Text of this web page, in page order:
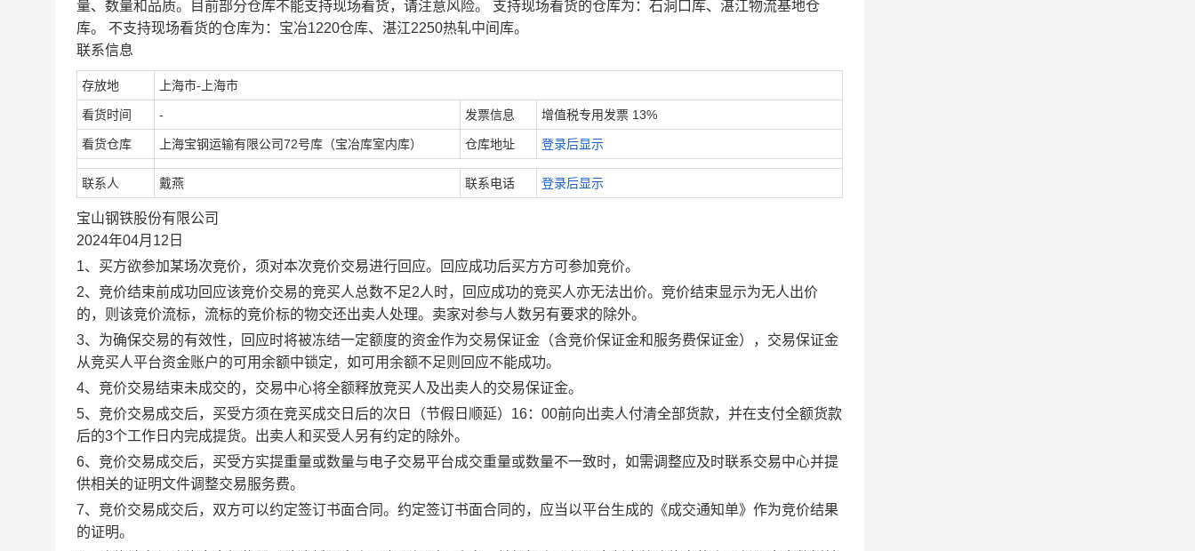
量、数量和品质。目前部分仓库不能支持现场看货，请注意风险。 支持现场看货的仓库为：石洞口库、湛江物流基地仓
库。 不支持现场看货的仓库为：宝冶1220仓库、湛江2250热轧中间库。
联系信息
存放地 上海市-上海市
看货时间 - 发票信息 增值税专用发票 13%
看货仓库 上海宝钢运输有限公司72号库（宝冶库室内库） 仓库地址 登录后显示
联系人 戴燕 联系电话 登录后显示
宝山钢铁股份有限公司
2024年04月12日
1、买方欲参加某场次竞价，须对本次竞价交易进行回应。回应成功后买方方可参加竞价。
2、竞价结束前成功回应该竞价交易的竞买人总数不足2人时，回应成功的竞买人亦无法出价。竞价结束显示为无人出价
的，则该竞价流标，流标的竞价标的物交还出卖人处理。卖家对参与人数另有要求的除外。
3、为确保交易的有效性，回应时将被冻结一定额度的资金作为交易保证金（含竞价保证金和服务费保证金），交易保证金
从竞买人平台资金账户的可用余额中锁定，如可用余额不足则回应不能成功。
4、竞价交易结束未成交的，交易中心将全额释放竞买人及出卖人的交易保证金。
5、竞价交易成交后，买受方须在竞买成交日后的次日（节假日顺延）16：00前向出卖人付清全部货款，并在支付全额货款
后的3个工作日内完成提货。出卖人和买受人另有约定的除外。
6、竞价交易成交后，买受方实提重量或数量与电子交易平台成交重量或数量不一致时，如需调整应及时联系交易中心并提
供相关的证明文件调整交易服务费。
7、竞价交易成交后，双方可以约定签订书面合同。约定签订书面合同的，应当以平台生成的《成交通知单》作为竞价结果
的证明。